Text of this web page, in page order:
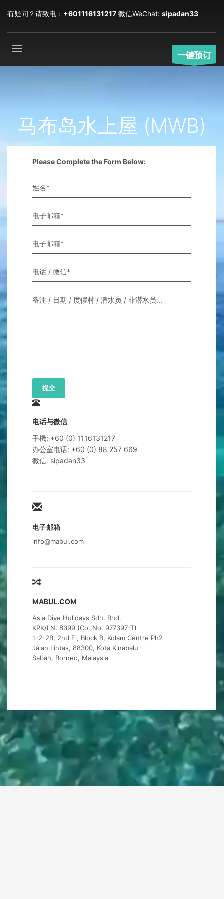
有疑问？请致电： +601116131217 微信WeChat: sipadan33
一键预订
马布岛水上屋 (MWB)
Please Complete the Form Below:
姓名*
电子邮箱*
电子邮箱*
电话 / 微信*
备注 / 日期 / 度假村 / 潜水员 / 非潜水员...
提交
电话与微信
手機: +60 (0) 1116131217
办公室电话: +60 (0) 88 257 669
微信: sipadan33
电子邮箱
info@mabul.com
MABUL.COM
Asia Dive Holidays Sdn. Bhd.
KPK/LN: 8399 (Co. No. 977397-T)
1-2-2B, 2nd Fl, Block B, Kolam Centre Ph2
Jalan Lintas, 88300, Kota Kinabalu
Sabah, Borneo, Malaysia